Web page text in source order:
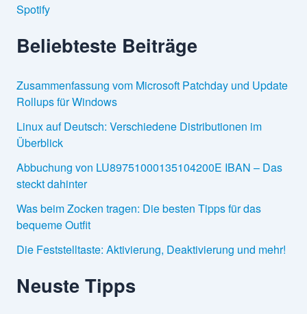
Spotify
Beliebteste Beiträge
Zusammenfassung vom Microsoft Patchday und Update
Rollups für Windows
Linux auf Deutsch: Verschiedene Distributionen im
Überblick
Abbuchung von LU89751000135104200E IBAN – Das
steckt dahinter
Was beim Zocken tragen: Die besten Tipps für das
bequeme Outfit
Die Feststelltaste: Aktivierung, Deaktivierung und mehr!
Neuste Tipps